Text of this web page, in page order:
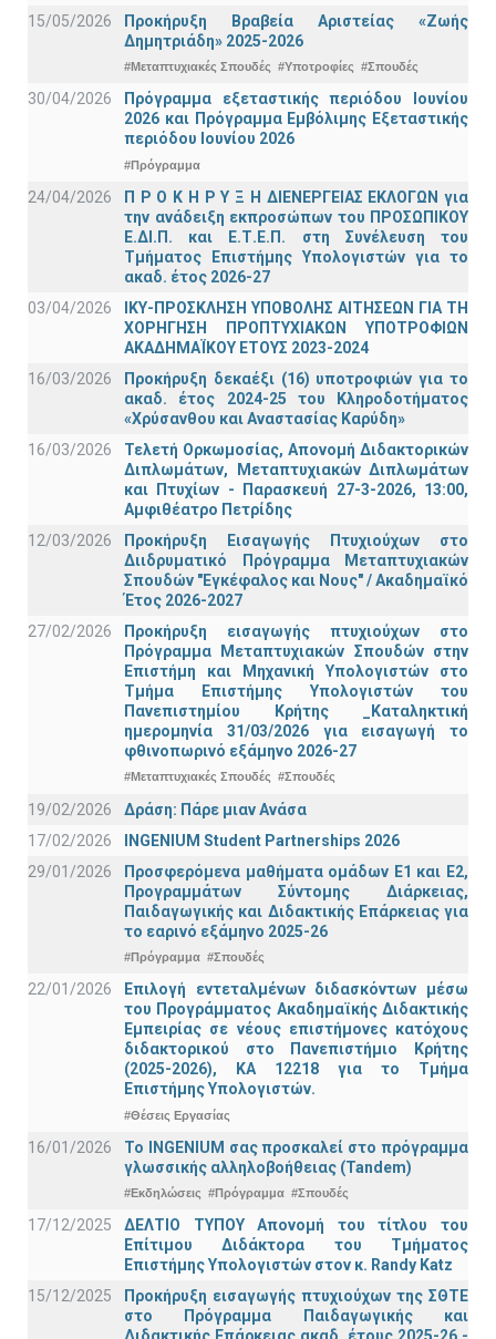
15/05/2026
Προκήρυξη Βραβεία Αριστείας «Ζωής
Δημητριάδη» 2025-2026
#Μεταπτυχιακές Σπουδές #Υποτροφίες #Σπουδές
30/04/2026
Πρόγραμμα εξεταστικής περιόδου Ιουνίου
2026 και Πρόγραμμα Εμβόλιμης Εξεταστικής
περιόδου Ιουνίου 2026
#Πρόγραμμα
24/04/2026
Π Ρ Ο Κ Η Ρ Υ Ξ Η ΔΙΕΝΕΡΓΕΙΑΣ ΕΚΛΟΓΩΝ για
την ανάδειξη εκπροσώπων του ΠΡΟΣΩΠΙΚΟΥ
Ε.ΔΙ.Π. και Ε.Τ.Ε.Π. στη Συνέλευση του
Τμήματος Επιστήμης Υπολογιστών για το
ακαδ. έτος 2026-27
03/04/2026
ΙΚΥ-ΠΡΟΣΚΛΗΣΗ ΥΠΟΒΟΛΗΣ ΑΙΤΗΣΕΩΝ ΓΙΑ ΤΗ
ΧΟΡΗΓΗΣΗ ΠΡΟΠΤΥΧΙΑΚΩΝ ΥΠΟΤΡΟΦΙΩΝ
ΑΚΑΔΗΜΑΪΚΟΥ ΕΤΟΥΣ 2023-2024
16/03/2026
Προκήρυξη δεκαέξι (16) υποτροφιών για το
ακαδ. έτος 2024-25 του Κληροδοτήματος
«Χρύσανθου και Αναστασίας Καρύδη»
16/03/2026
Τελετή Ορκωμοσίας, Απονομή Διδακτορικών
Διπλωμάτων, Μεταπτυχιακών Διπλωμάτων
και Πτυχίων - Παρασκευή 27-3-2026, 13:00,
Αμφιθέατρο Πετρίδης
12/03/2026
Προκήρυξη Εισαγωγής Πτυχιούχων στο
Διιδρυματικό Πρόγραμμα Μεταπτυχιακών
Σπουδών "Εγκέφαλος και Νους" / Ακαδημαϊκό
Έτος 2026-2027
27/02/2026
Προκήρυξη εισαγωγής πτυχιούχων στo
Πρόγραμμα Μεταπτυχιακών Σπουδών στην
Επιστήμη και Μηχανική Υπολογιστών στο
Τμήμα Eπιστήμης Υπολογιστών του
Πανεπιστημίου Κρήτης _Καταληκτική
ημερομηνία 31/03/2026 για εισαγωγή το
φθινοπωρινό εξάμηνο 2026-27
#Μεταπτυχιακές Σπουδές #Σπουδές
19/02/2026
Δράση: Πάρε μιαν Ανάσα
17/02/2026
INGENIUM Student Partnerships 2026
29/01/2026
Προσφερόμενα μαθήματα ομάδων Ε1 και Ε2,
Προγραμμάτων Σύντομης Διάρκειας,
Παιδαγωγικής και Διδακτικής Επάρκειας για
το εαρινό εξάμηνο 2025-26
#Πρόγραμμα #Σπουδές
22/01/2026
Επιλογή εντεταλμένων διδασκόντων μέσω
του Προγράμματος Ακαδημαϊκής Διδακτικής
Εμπειρίας σε νέους επιστήμονες κατόχους
διδακτορικού στο Πανεπιστήμιο Κρήτης
(2025-2026), ΚΑ 12218 για το Τμήμα
Επιστήμης Υπολογιστών.
#Θέσεις Εργασίας
16/01/2026
Το INGENIUM σας προσκαλεί στο πρόγραμμα
γλωσσικής αλληλοβοήθειας (Tandem)
#Εκδηλώσεις #Πρόγραμμα #Σπουδές
17/12/2025
ΔΕΛΤΙΟ ΤΥΠΟΥ Απονομή του τίτλου του
Επίτιμου Διδάκτορα του Τμήματος
Επιστήμης Υπολογιστών στον κ. Randy Katz
15/12/2025
Προκήρυξη εισαγωγής πτυχιούχων της ΣΘΤΕ
στο Πρόγραμμα Παιδαγωγικής και